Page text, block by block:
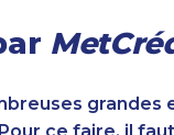
grandes